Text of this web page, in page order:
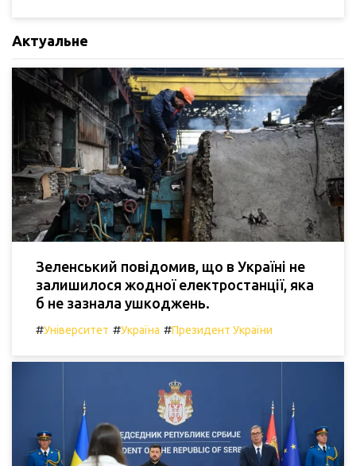
Актуальне
Зеленський повідомив, що в Україні не
залишилося жодної електростанції, яка
б не зазнала ушкоджень.
#Університет #Україна #Президент України